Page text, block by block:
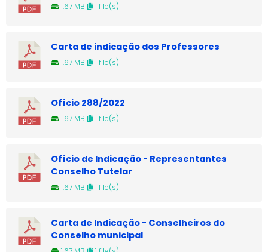
1.67 MB 1 file(s)
Carta de indicação dos Professores
1.67 MB 1 file(s)
Ofício 288/2022
1.67 MB 1 file(s)
Ofício de Indicação - Representantes
Conselho Tutelar
1.67 MB 1 file(s)
Carta de Indicação - Conselheiros do
Conselho municipal